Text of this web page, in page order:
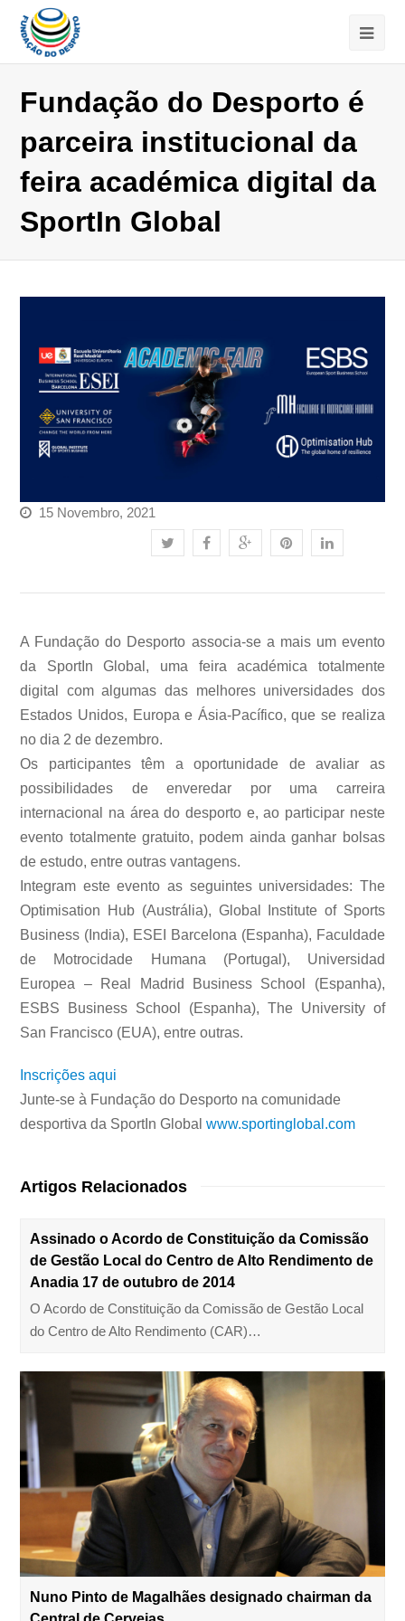
Fundação do Desporto é
parceira institucional da
feira académica digital da
SportIn Global
15 Novembro, 2021
A Fundação do Desporto associa-se a mais um evento
da SportIn Global, uma feira académica totalmente
digital com algumas das melhores universidades dos
Estados Unidos, Europa e Ásia-Pacífico, que se realiza
no dia 2 de dezembro.
Os participantes têm a oportunidade de avaliar as
possibilidades de enveredar por uma carreira
internacional na área do desporto e, ao participar neste
evento totalmente gratuito, podem ainda ganhar bolsas
de estudo, entre outras vantagens.
Integram este evento as seguintes universidades: The
Optimisation Hub (Austrália), Global Institute of Sports
Business (India), ESEI Barcelona (Espanha), Faculdade
de Motrocidade Humana (Portugal), Universidad
Europea – Real Madrid Business School (Espanha),
ESBS Business School (Espanha), The University of
San Francisco (EUA), entre outras.
Inscrições aqui
Junte-se à Fundação do Desporto na comunidade
desportiva da SportIn Globalwww.sportinglobal.com
Artigos Relacionados
Assinado o Acordo de Constituição da Comissão
de Gestão Local do Centro de Alto Rendimento de
Anadia 17 de outubro de 2014
O Acordo de Constituição da Comissão de Gestão Local
do Centro de Alto Rendimento (CAR)…
Nuno Pinto de Magalhães designado chairman da